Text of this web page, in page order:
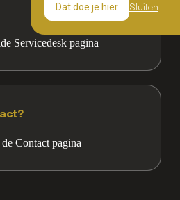
Servicedesk pagina
Contact pagina
Dat doe je hier Sluiten